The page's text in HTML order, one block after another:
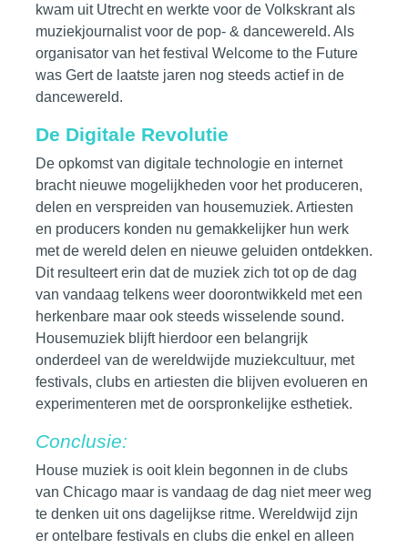
kwam uit Utrecht en werkte voor de Volkskrant als
muziekjournalist voor de pop- & dancewereld. Als
organisator van het festival Welcome to the Future
was Gert de laatste jaren nog steeds actief in de
dancewereld.
De Digitale Revolutie
De opkomst van digitale technologie en internet
bracht nieuwe mogelijkheden voor het produceren,
delen en verspreiden van housemuziek. Artiesten
en producers konden nu gemakkelijker hun werk
met de wereld delen en nieuwe geluiden ontdekken.
Dit resulteert erin dat de muziek zich tot op de dag
van vandaag telkens weer doorontwikkeld met een
herkenbare maar ook steeds wisselende sound.
Housemuziek blijft hierdoor een belangrijk
onderdeel van de wereldwijde muziekcultuur, met
festivals, clubs en artiesten die blijven evolueren en
experimenteren met de oorspronkelijke esthetiek.
Conclusie:
House muziek is ooit klein begonnen in de clubs
van Chicago maar is vandaag de dag niet meer weg
te denken uit ons dagelijkse ritme. Wereldwijd zijn
er ontelbare festivals en clubs die enkel en alleen